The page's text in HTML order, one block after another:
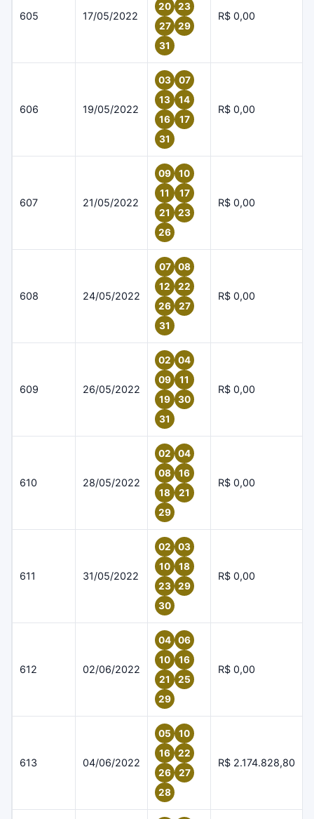
605 17/05/2022
20
23
27
29
31
R$ 0,00
606 19/05/2022
03
07
13
14
16
17
31
R$ 0,00
607 21/05/2022
09
10
11
17
21
23
26
R$ 0,00
608 24/05/2022
07
08
12
22
26
27
31
R$ 0,00
609 26/05/2022
02
04
09
11
19
30
31
R$ 0,00
610 28/05/2022
02
04
08
16
18
21
29
R$ 0,00
611 31/05/2022
02
03
10
18
23
29
30
R$ 0,00
612 02/06/2022
04
06
10
16
21
25
29
R$ 0,00
613 04/06/2022
05
10
16
22
26
27
28
R$ 2.174.828,80